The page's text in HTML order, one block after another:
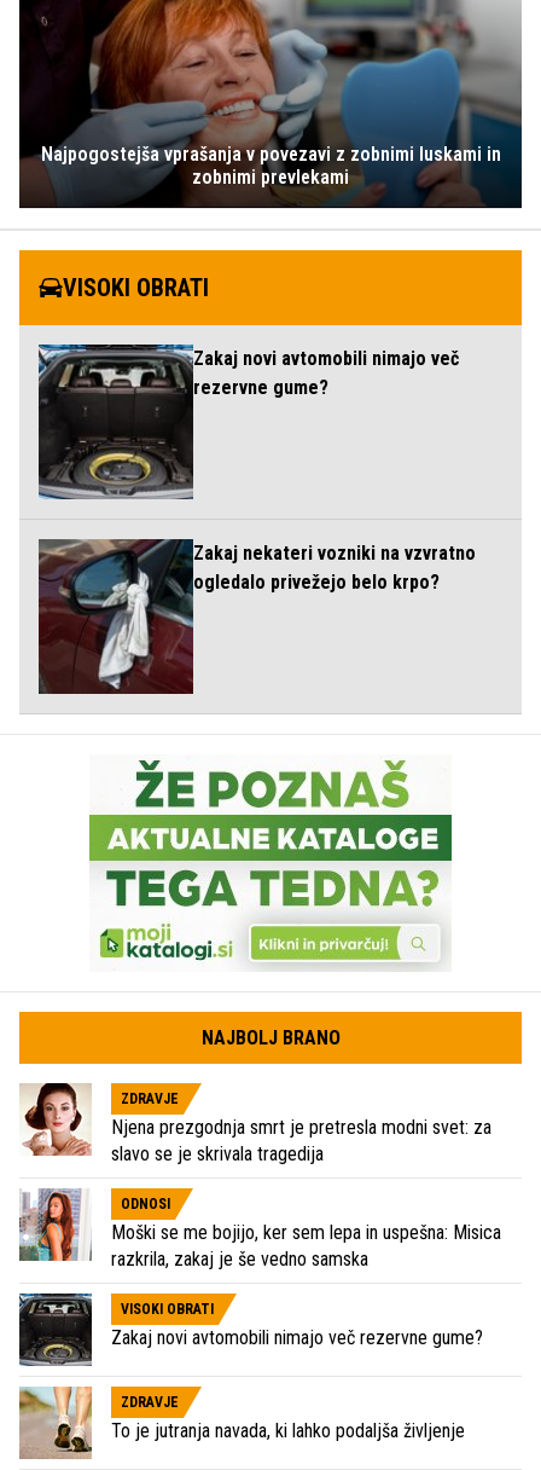
Najpogostejša vprašanja v povezavi z zobnimi luskami in
zobnimi prevlekami
VISOKI OBRATI
Zakaj novi avtomobili nimajo več
rezervne gume?
Zakaj nekateri vozniki na vzvratno
ogledalo privežejo belo krpo?
NAJBOLJ BRANO
ZDRAVJE
Njena prezgodnja smrt je pretresla modni svet: za
slavo se je skrivala tragedija
ODNOSI
Moški se me bojijo, ker sem lepa in uspešna: Misica
razkrila, zakaj je še vedno samska
VISOKI OBRATI
Zakaj novi avtomobili nimajo več rezervne gume?
ZDRAVJE
To je jutranja navada, ki lahko podaljša življenje